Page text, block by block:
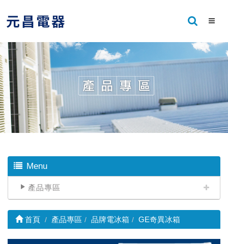
Menu
產品專區
首頁 產品專區 品牌電冰箱 GE奇異冰箱